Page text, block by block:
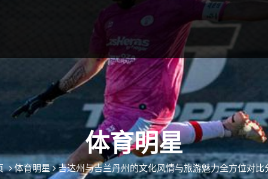
体育明星
体育明星 吉达州与吉兰丹州的文化风情与旅游魅力全方位对比